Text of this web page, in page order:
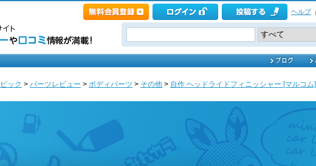
ヘルプ
ック > パーツレビュー > ボディパーツ > その他 > 自作 ヘッドライドフィニッシャー [マルコム]